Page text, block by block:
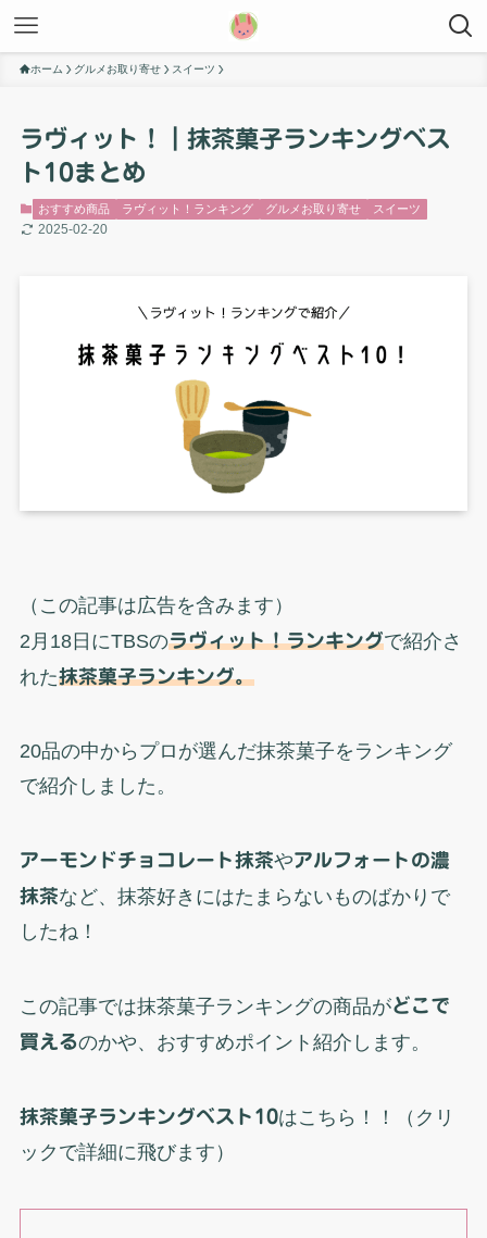
ホーム グルメお取り寄せ スイーツ
ラヴィット！｜抹茶菓子ランキングベス
ト10まとめ
おすすめ商品 ラヴィット！ランキング グルメお取り寄せ スイーツ
2025-02-20
（この記事は広告を含みます）
2月18日にTBSのラヴィット！ランキングで紹介さ
れた抹茶菓子ランキング。
20品の中からプロが選んだ抹茶菓子をランキング
で紹介しました。
アーモンドチョコレート抹茶やアルフォートの濃
抹茶など、抹茶好きにはたまらないものばかりで
したね！
この記事では抹茶菓子ランキングの商品がどこで
買えるのかや、おすすめポイント紹介します。
抹茶菓子ランキングベスト10はこちら！！（クリ
ックで詳細に飛びます）